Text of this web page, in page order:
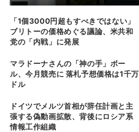
「1個3000円超もすべきではない」
ブリトーの価格めぐる議論、米共和
党の「内戦」に発展
マラドーナさんの「神の手」ボー
ル、今月競売に 落札予想価格は1千万
ドル
ドイツでメルツ首相が辞任計画と主
張する偽動画拡散、背後にロシア系
情報工作組織